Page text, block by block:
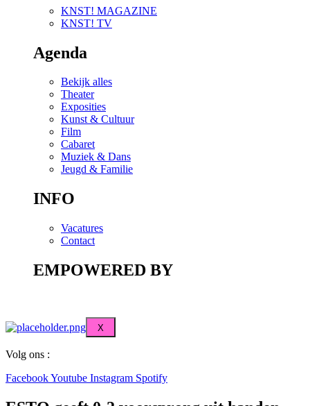
KNST! MAGAZINE
KNST! TV
Agenda
Bekijk alles
Theater
Exposities
Kunst & Cultuur
Film
Cabaret
Muziek & Dans
Jeugd & Familie
INFO
Vacatures
Contact
EMPOWERED BY
X
Volg ons :
FacebookYoutube Instagram Spotify